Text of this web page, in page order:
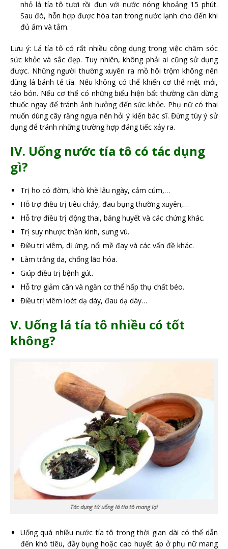
nhỏ lá tía tô tươi rồi đun với nước nóng khoảng 15 phút.
Sau đó, hỗn hợp được hòa tan trong nước lạnh cho đến khi
đủ ấm và tắm.
Lưu ý: Lá tía tô có rất nhiều công dụng trong việc chăm sóc
sức khỏe và sắc đẹp. Tuy nhiên, không phải ai cũng sử dụng
được. Những người thường xuyên ra mồ hôi trộm không nên
dùng lá bánh tẻ tía. Nếu không có thể khiến cơ thể mệt mỏi,
táo bón. Nếu cơ thể có những biểu hiện bất thường cần dừng
thuốc ngay để tránh ảnh hưởng đến sức khỏe. Phụ nữ có thai
muốn dùng cây răng ngựa nên hỏi ý kiến ​​bác sĩ. Đừng tùy ý sử
dụng để tránh những trường hợp đáng tiếc xảy ra.
IV. Uống nước tía tô có tác dụng
gì?
Trị ho có đờm, khò khè lâu ngày, cảm cúm,…
Hỗ trợ điều trị tiêu chảy, đau bụng thường xuyên,…
Hỗ trợ điều trị động thai, băng huyết và các chứng khác.
Trị suy nhược thần kinh, sưng vú.
Điều trị viêm, dị ứng, nổi mề đay và các vấn đề khác.
Làm trắng da, chống lão hóa.
Giúp điều trị bệnh gút.
Hỗ trợ giảm cân và ngăn cơ thể hấp thụ chất béo.
Điều trị viêm loét dạ dày, đau dạ dày…
V. Uống lá tía tô nhiều có tốt
không?
Tác dụng từ uống lá tía tô mang lại
Uống quá nhiều nước tía tô trong thời gian dài có thể dẫn
đến khó tiêu, đầy bụng hoặc cao huyết áp ở phụ nữ mang